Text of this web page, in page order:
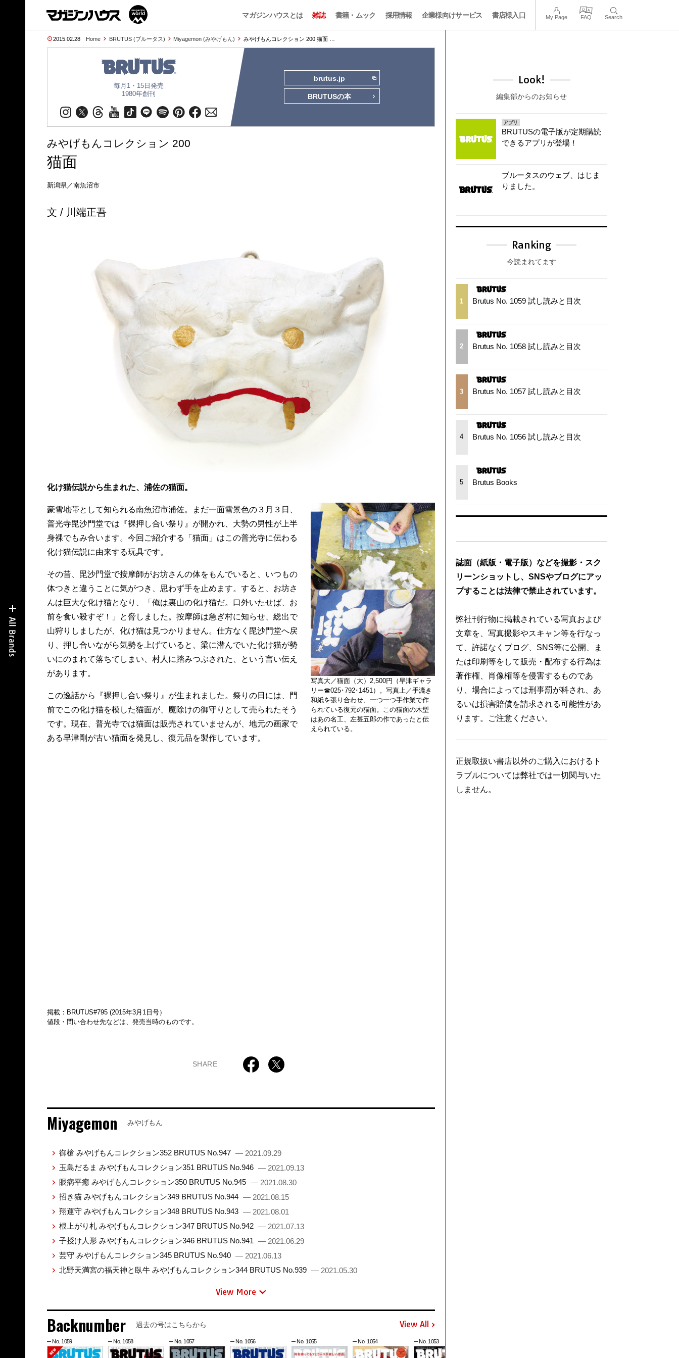
マガジンハウスとは 雑誌 書籍・ムック 採用情報 企業様向けサービス 書店様入口 My Page FAQ Search
2015.02.28 Home BRUTUS (ブルータス) Miyagemon (みやげもん) みやげもんコレクション 200 猫面 …
毎月1・15日発売
1980年創刊
brutus.jp
BRUTUSの本
みやげもんコレクション 200
猫面
新潟県／南魚沼市
文 / 川端正吾
化け猫伝説から生まれた、浦佐の猫面。
豪雪地帯として知られる南魚沼市浦佐。まだ一面雪景色の３月３日、
普光寺毘沙門堂では『裸押し合い祭り』が開かれ、大勢の男性が上半
身裸でもみ合います。今回ご紹介する「猫面」はこの普光寺に伝わる
化け猫伝説に由来する玩具です。
その昔、毘沙門堂で按摩師がお坊さんの体をもんでいると、いつもの
体つきと違うことに気がつき、思わず手を止めます。すると、お坊さ
んは巨大な化け猫となり、「俺は裏山の化け猫だ。口外いたせば、お
前を食い殺すぞ！」と脅しました。按摩師は急ぎ村に知らせ、総出で
山狩りしましたが、化け猫は見つかりません。仕方なく毘沙門堂へ戻
り、押し合いながら気勢を上げていると、梁に潜んでいた化け猫が勢
いにのまれて落ちてしまい、村人に踏みつぶされた、という言い伝え
があります。
この逸話から『裸押し合い祭り』が生まれました。祭りの日には、門
前でこの化け猫を模した猫面が、魔除けの御守りとして売られたそう
です。現在、普光寺では猫面は販売されていませんが、地元の画家で
ある早津剛が古い猫面を発見し、復元品を製作しています。
写真大／猫面（大）2,500円（早津ギャラ
リー☎025･792･1451）。写真上／手漉き
和紙を張り合わせ、一つ一つ手作業で作
られている復元の猫面。この猫面の木型
はあの名工、左甚五郎の作であったと伝
えられている。
掲載：BRUTUS#795 (2015年3月1日号）
値段・問い合わせ先などは、発売当時のものです。
SHARE
Miyagemon みやげもん
御槍 みやげもんコレクション352 BRUTUS No.947 — 2021.09.29
玉島だるま みやげもんコレクション351 BRUTUS No.946 — 2021.09.13
眼病平癒 みやげもんコレクション350 BRUTUS No.945 — 2021.08.30
招き猫 みやげもんコレクション349 BRUTUS No.944 — 2021.08.15
翔運守 みやげもんコレクション348 BRUTUS No.943 — 2021.08.01
根上がり札 みやげもんコレクション347 BRUTUS No.942 — 2021.07.13
子授け人形 みやげもんコレクション346 BRUTUS No.941 — 2021.06.29
芸守 みやげもんコレクション345 BRUTUS No.940 — 2021.06.13
北野天満宮の福天神と臥牛 みやげもんコレクション344 BRUTUS No.939 — 2021.05.30
View More
Backnumber 過去の号はこちらから View All
No. 1059 No. 1058 No. 1057 No. 1056 No. 1055 No. 1054 No. 1053
Look!
編集部からのお知らせ
アプリ
BRUTUSの電子版が定期購読
できるアプリが登場！
ブルータスのウェブ、はじま
りました。
Ranking
今読まれてます
1 Brutus No. 1059 試し読みと目次
2 Brutus No. 1058 試し読みと目次
3 Brutus No. 1057 試し読みと目次
4 Brutus No. 1056 試し読みと目次
5 Brutus Books
誌面（紙版・電子版）などを撮影・スク
リーンショットし、SNSやブログにアッ
プすることは法律で禁止されています。
弊社刊行物に掲載されている写真および
文章を、写真撮影やスキャン等を行なっ
て、許諾なくブログ、SNS等に公開、ま
たは印刷等をして販売・配布する行為は
著作権、肖像権等を侵害するものであ
り、場合によっては刑事罰が科され、あ
るいは損害賠償を請求される可能性があ
ります。ご注意ください。
正規取扱い書店以外のご購入におけるト
ラブルについては弊社では一切関与いた
しません。